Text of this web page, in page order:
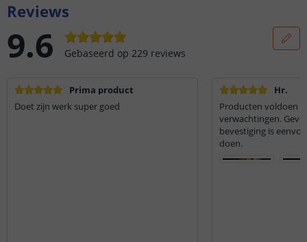
Reviews
9.6 Gebaseerd op 229 reviews
Prima product
Doet zijn werk super goed
Hr.
Producten voldoen
verwachtingen.
bevestiging is
doen.